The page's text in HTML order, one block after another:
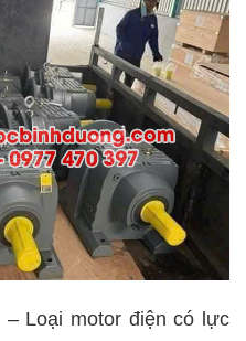
– Loại motor điện có lực